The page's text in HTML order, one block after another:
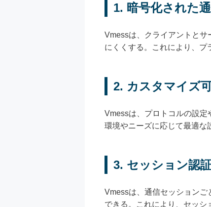
1. 暗号化された
Vmessは、クライアントと
にくくする。これにより、プ
2. カスタマイズ
Vmessは、プロトコルの設
環境やニーズに応じて最適な
3. セッション認
Vmessは、通信セッション
できる。これにより、セッシ